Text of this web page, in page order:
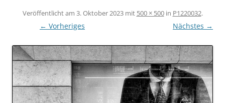
Veröffentlicht am 3. Oktober 2023mit 500 × 500in P1220032.
← Vorheriges Nächstes →